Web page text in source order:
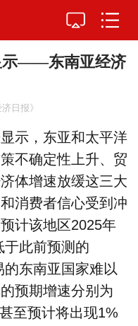
示——东南亚经济
日报》
示，东亚和太平洋
不确定性上升、贸
体增速放缓这三大
消费者信心受到冲
计该地区2025年
此前预测的
东南亚国家难以
预期增速分别为
至预计将出现1%